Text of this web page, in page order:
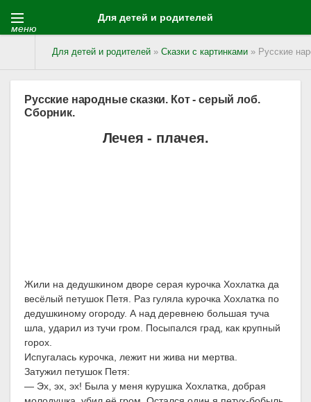
Для детей и родителей
меню
Для детей и родителей » Сказки с картинками » Русские
Русские народные сказки. Кот - серый лоб.
Сборник.
Лечея - плачея.
Жили на дедушкином дворе серая курочка Хохлатка да
весёлый петушок Петя. Раз гуляла курочка Хохлатка по
дедушкиному огороду. А над деревнею большая туча
шла, ударил из тучи гром. Посыпался град, как крупный
горох.
Испугалась курочка, лежит ни жива ни мертва.
Затужил петушок Петя:
— Эх, эх, эх! Была у меня курушка Хохлатка, добрая